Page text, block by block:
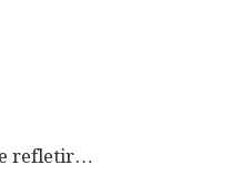
refletir…